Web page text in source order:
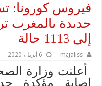
جديدة بالمغرب
إلى 1113 حالة
majaliss 6 أبريل، 2020
إصابة مؤكدة